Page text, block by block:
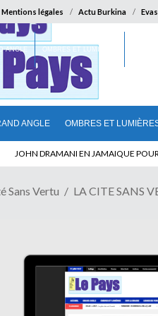
Mentions légales Actu Burkina
ANGLE OMBRES ET
ANGLE OMBRES ET LUMIÈRES
JOHN DRAMANI EN JAMAIQUE
ELECTION DE TALON A LA TETE
Sans Vertu LA CITE SANS